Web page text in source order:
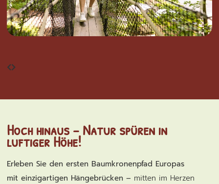
Hoch hinaus – Natur spüren in
luftiger Höhe!
Erleben Sie den ersten Baumkronenpfad Europas
mit einzigartigen Hängebrücken – mitten im Herzen